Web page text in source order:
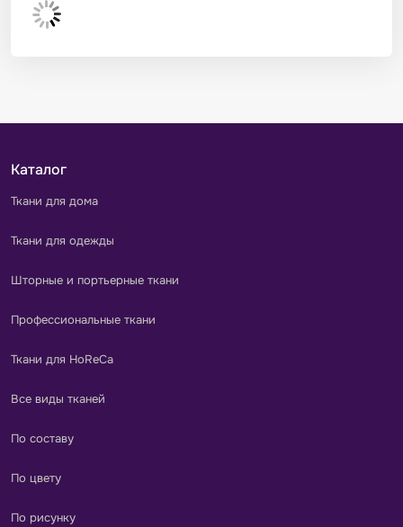
Каталог
Ткани для дома
Ткани для одежды
Шторные и портьерные ткани
Профессиональные ткани
Ткани для HoReCa
Все виды тканей
По составу
По цвету
По рисунку